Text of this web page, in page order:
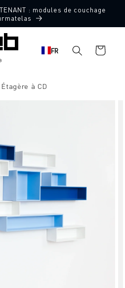
: modules de couchage
FR
Panier
d'achat
Étagère à CD